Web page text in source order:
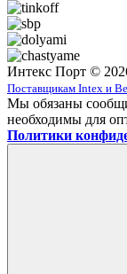
Интекс Порт ©
Поставщикам Intex и
Мы обязаны
необходимы для
Политики